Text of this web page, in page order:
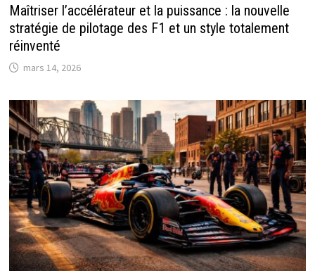
Maîtriser l’accélérateur et la puissance : la nouvelle
stratégie de pilotage des F1 et un style totalement
réinventé
mars 14, 2026